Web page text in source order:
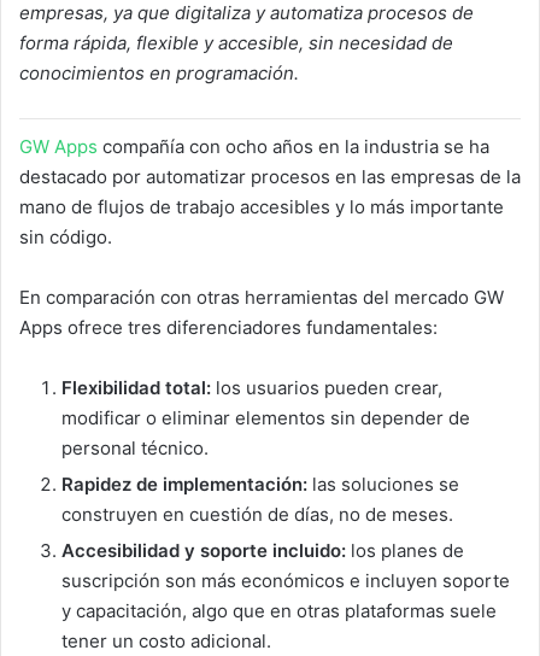
empresas, ya que digitaliza y automatiza procesos de
forma rápida, flexible y accesible, sin necesidad de
conocimientos en programación.
GW Apps compañía con ocho años en la industria se ha
destacado por automatizar procesos en las empresas de la
mano de flujos de trabajo accesibles y lo más importante
sin código.
En comparación con otras herramientas del mercado GW
Apps ofrece tres diferenciadores fundamentales:
Flexibilidad total: los usuarios pueden crear,
modificar o eliminar elementos sin depender de
personal técnico.
Rapidez de implementación: las soluciones se
construyen en cuestión de días, no de meses.
Accesibilidad y soporte incluido: los planes de
suscripción son más económicos e incluyen soporte
y capacitación, algo que en otras plataformas suele
tener un costo adicional.